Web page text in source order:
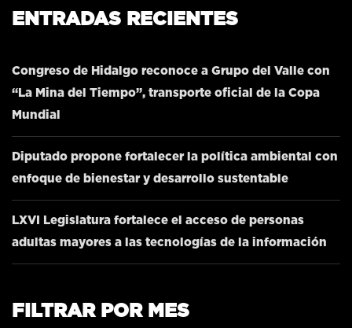
ENTRADAS RECIENTES
Congreso de Hidalgo reconoce a Grupo del Valle con
“La Mina del Tiempo”, transporte oficial de la Copa
Mundial
Diputado propone fortalecer la política ambiental con
enfoque de bienestar y desarrollo sustentable
LXVI Legislatura fortalece el acceso de personas
adultas mayores a las tecnologías de la información
FILTRAR POR MES